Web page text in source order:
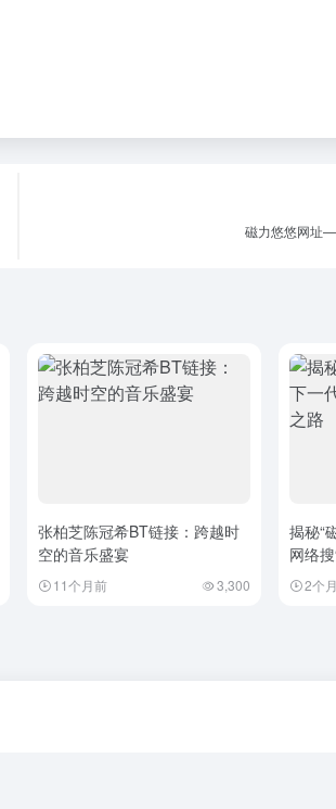
磁力悠悠网址
张柏芝陈冠希BT链接：跨越时
空的音乐盛宴
11个月前 3,300
揭秘“
网络
2个